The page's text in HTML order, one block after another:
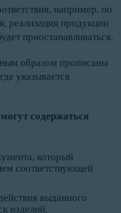
например, по
реализация продукции
приостанавливаться.
образом прописаны
указывается
содержаться
который
соответствующей
выданного
изделий,